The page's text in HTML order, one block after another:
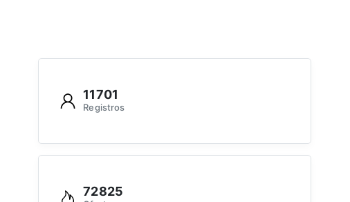
11701
Registros
72825